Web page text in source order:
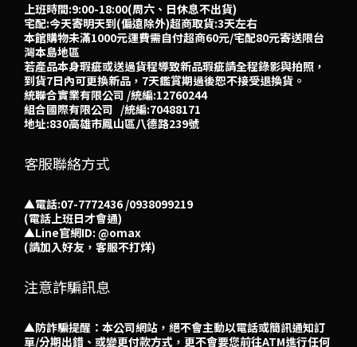
上班時間:9:00-18:00(周六、日休息不出貨)
宅配:今天寄明天到(偏遠除外)超商取貨:3天左右
本館購物未滿1000元運費需自付超商60元/宅配80元寄送限台
灣本島地區
若產品本身瑕疵或送過貨程導致新品瑕疵請全程錄影與拍照，
到貨7日內可更換新品，7天鑑賞期過後恕不接受退換貨。
統聯合實業有限公司 /統編:12760244
組合國際有限公司 /統編:70488171
地址:830高雄市鳳山區八德路239號
客服聯絡方式
▲電話:07-7772436 /0938099219
(電話上班日才會通)
▲Line官網ID: @omax​
(請加入好友，客服不打烊)
注意詐騙訊息
▲防詐騙提醒：本公司網站，絕不會主動以電話或簡訊通知訂
單/分期出錯、或變更付款方式，更不會要您前往ATM進行任何